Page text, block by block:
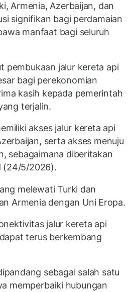
Armenia, Azerbaijan, dan
signifikan bagi perdamaian
manfaat bagi seluruh
pembukaan jalur kereta api
bagi perekonomian
kasih kepada pemerintah
terjalin.
akses jalur kereta api
serta akses menuju
sebagaimana diberitakan
(24/5/2026).
melewati Turki dan
Armenia dengan Uni Eropa.
jalur kereta api
terus berkembang
sebagai salah satu
memperbaiki hubungan